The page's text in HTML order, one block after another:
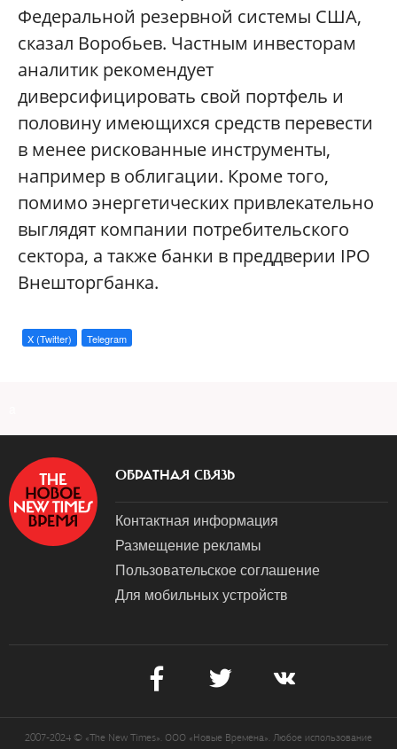
Федеральной резервной системы США,
сказал Воробьев. Частным инвесторам
аналитик рекомендует
диверсифицировать свой портфель и
половину имеющихся средств перевести
в менее рискованные инструменты,
например в облигации. Кроме того,
помимо энергетических привлекательно
выглядят компании потребительского
сектора, а также банки в преддверии IPO
Внешторгбанка.
X (Twitter) Telegram
ОБРАТНАЯ СВЯЗЬ
Контактная информация
Размещение рекламы
Пользовательское соглашение
Для мобильных устройств
2007-2024 © «The New Times». ООО «Новые Времена». Любое использование